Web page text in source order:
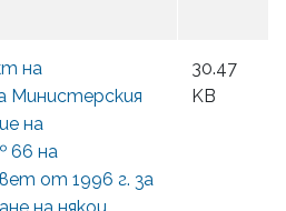
на
Министерския
на
66 на
от 1996 г. за
на някои
30.47
KB